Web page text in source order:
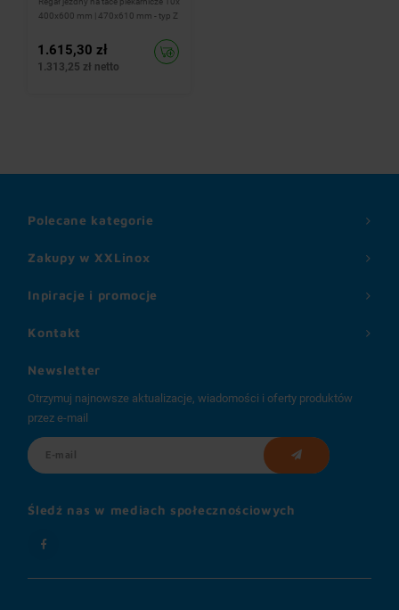
400x600 mm | 470x610 mm - typ Z
1.615,30 zł
1.313,25 zł netto
Zakupy w XXLinox
Inpiracje i promocje
Polecane kategorie
Kontakt
Newsletter
Otrzymuj najnowsze aktualizacje, wiadomości i oferty produktów
przez e-mail
Śledź nas w mediach społecznościowych